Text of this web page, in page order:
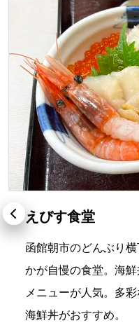
えびす食堂
函館朝市のどんぶり
かが自慢の食堂。海
メニューが人気。多
海鮮丼がおすすめ。